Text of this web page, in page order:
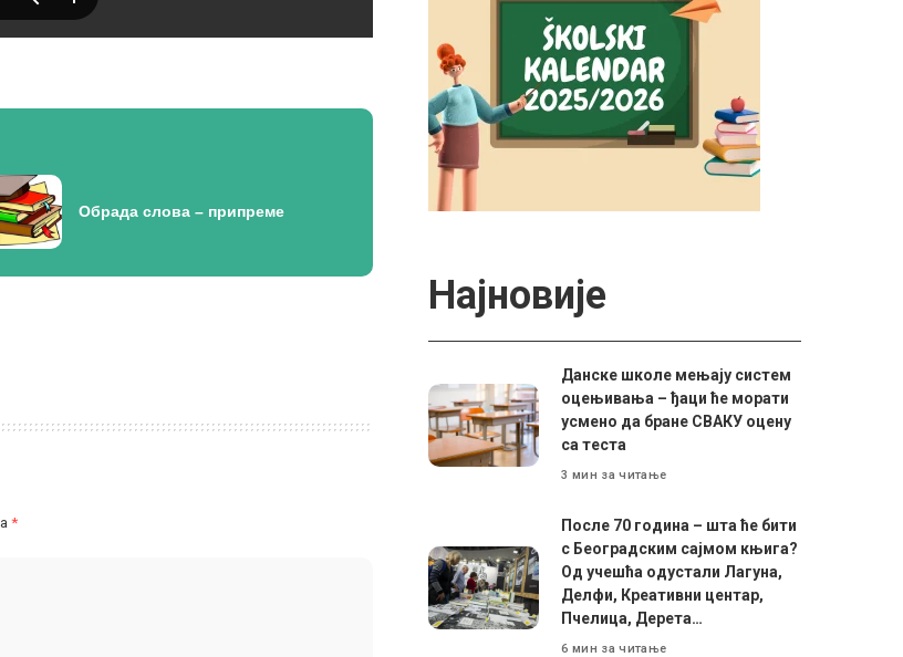
Oбрада слова – припреме
*
Најновије
Данске школе мењају систем
оцењивања – ђаци ће морати
усмено да бране СВАКУ оцену
са теста
3 мин за читање
После 70 година – шта ће бити
с Београдским сајмом књига?
Од учешћа одустали Лагуна,
Делфи, Креативни центар,
Пчелица, Дерета…
6 мин за читање